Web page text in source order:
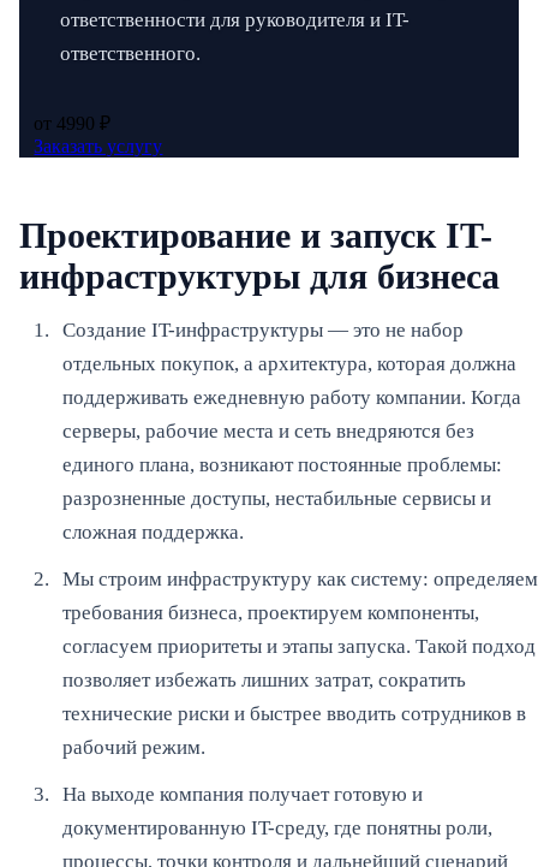
ответственности для руководителя и IT-
ответственного.
от 4990 ₽
Заказать услугу
Проектирование и запуск IT-
инфраструктуры для бизнеса
Создание IT-инфраструктуры — это не набор
отдельных покупок, а архитектура, которая должна
поддерживать ежедневную работу компании. Когда
серверы, рабочие места и сеть внедряются без
единого плана, возникают постоянные проблемы:
разрозненные доступы, нестабильные сервисы и
сложная поддержка.
Мы строим инфраструктуру как систему: определяем
требования бизнеса, проектируем компоненты,
согласуем приоритеты и этапы запуска. Такой подход
позволяет избежать лишних затрат, сократить
технические риски и быстрее вводить сотрудников в
рабочий режим.
На выходе компания получает готовую и
документированную IT-среду, где понятны роли,
процессы, точки контроля и дальнейший сценарий